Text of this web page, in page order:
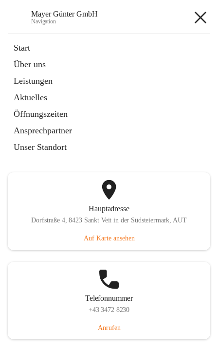
Mayer Günter GmbH
Navigation
Start
Über uns
Leistungen
Aktuelles
Öffnungszeiten
Ansprechpartner
Unser Standort
Artikel
in
Tab
TRANSPORTE
Artikel
öffnet
in
neuem
Tab
Hauptadresse
Dorfstraße 4, 8423 Sankt Veit in der Südsteiermark, AUT
Auf Karte ansehen
Telefonnummer
+43 3472 8230
Anrufen